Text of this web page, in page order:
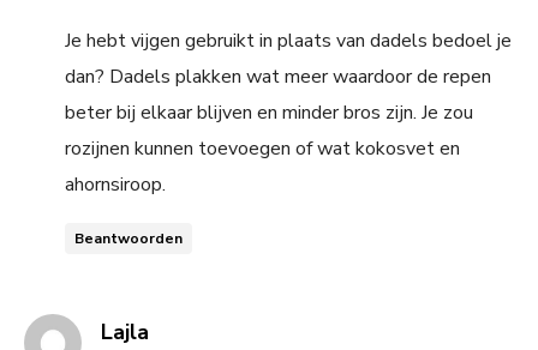
Je hebt vijgen gebruikt in plaats van dadels bedoel je
dan? Dadels plakken wat meer waardoor de repen
beter bij elkaar blijven en minder bros zijn. Je zou
rozijnen kunnen toevoegen of wat kokosvet en
ahornsiroop.
Beantwoorden
Lajla